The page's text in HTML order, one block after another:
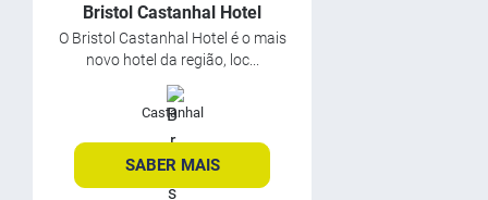
Bristol Castanhal Hotel
O Bristol Castanhal Hotel é o mais
novo hotel da região, loc...
Castanhal
SABER MAIS